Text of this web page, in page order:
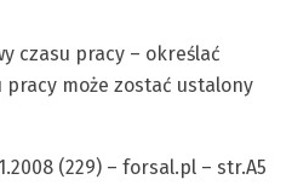
czasu pracy – określać
pracy może zostać ustalony
(229) – forsal.pl – str.A5